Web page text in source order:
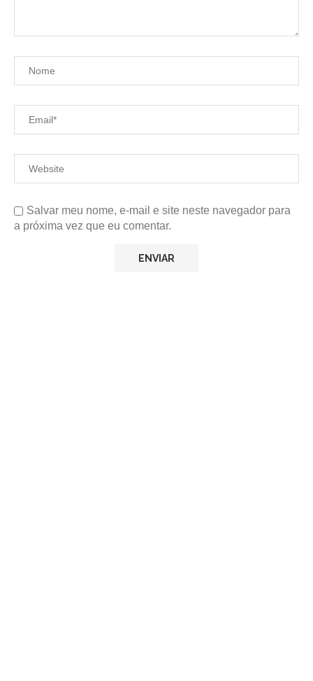
Salvar meu nome, e-mail e site neste navegador para
a próxima vez que eu comentar.